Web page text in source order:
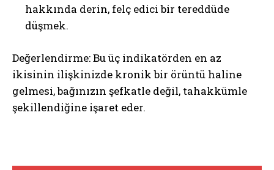
hakkında derin, felç edici bir tereddüde
düşmek.
Değerlendirme: Bu üç indikatörden en az
ikisinin ilişkinizde kronik bir örüntü haline
gelmesi, bağınızın şefkatle değil, tahakkümle
şekillendiğine işaret eder.